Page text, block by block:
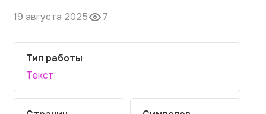
19 августа 2025 7
Тип работы
Текст